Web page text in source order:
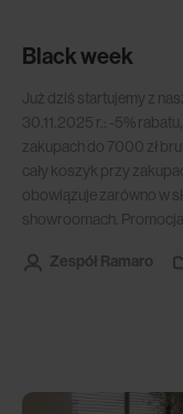
Black week
Już dziś startujemy z
30.11.2025 r.: -5%
zakupach do 7000 zł
cały koszyk przy
obowiązuje zarówno w
showroomach.
Zespół Ramaro